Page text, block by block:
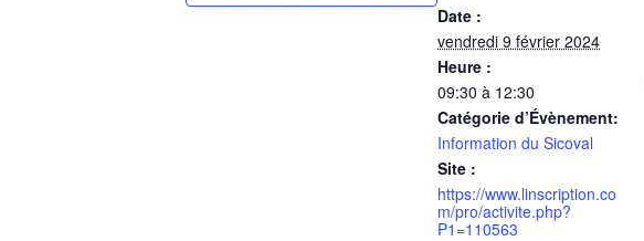
Date :
vendredi 9 février 2024
Heure :
09:30 à 12:30
Catégorie d’Évènement:
Information du Sicoval
Site :
https://www.linscription.co
m/pro/activite.php?
P1=110563